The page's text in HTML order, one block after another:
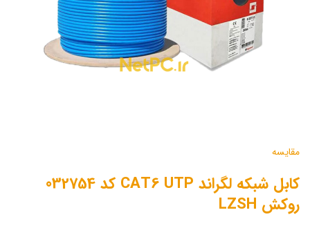
مقایسه
کابل شبکه لگراند CAT6 UTP کد 032754
روکش LZSH